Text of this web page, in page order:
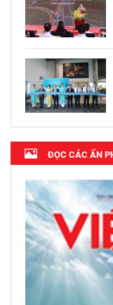
ĐỌC CÁC ẤN